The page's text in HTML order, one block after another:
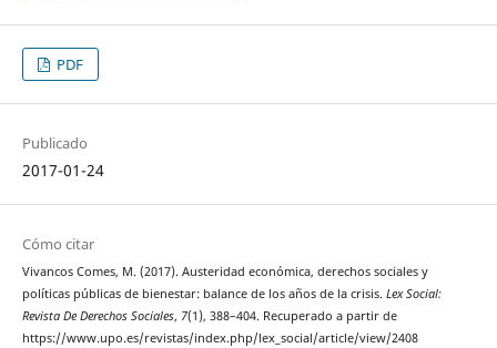
PDF
Publicado
2017-01-24
Cómo citar
Vivancos Comes, M. (2017). Austeridad económica, derechos sociales y
políticas públicas de bienestar: balance de los años de la crisis. Lex Social:
Revista De Derechos Sociales, 7(1), 388–404. Recuperado a partir de
https://www.upo.es/revistas/index.php/lex_social/article/view/2408